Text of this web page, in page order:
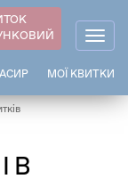
МОЇ КВИТКИ